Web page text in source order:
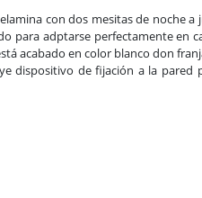
con dos mesitas de noche
para adptarse perfectamente en
acabado en color blanco don
de fijación a la pared